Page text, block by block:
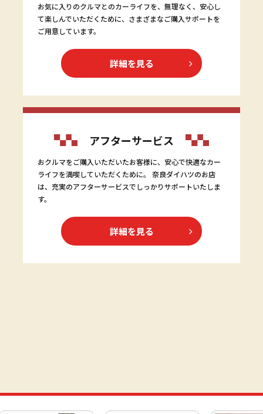
お気に入りのクルマとのカーライフを、無理なく、安心し
て楽しんでいただくために、さまざまなご購入サポートを
ご用意しています。
詳細を見る
アフターサービス
おクルマをご購入いただいたお客様に、安心で快適なカー
ライフを満喫していただくために。 奈良ダイハツのお店
は、充実のアフターサービスでしっかりサポートいたしま
す。
詳細を見る